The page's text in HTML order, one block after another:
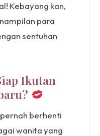
Kebayang kan,
para
sentuhan
Ikutan
berhenti
wanita yang